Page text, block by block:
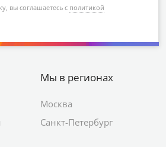
вы соглашаетесь с политикой
Мы в регионах
Москва
Санкт-Петербург